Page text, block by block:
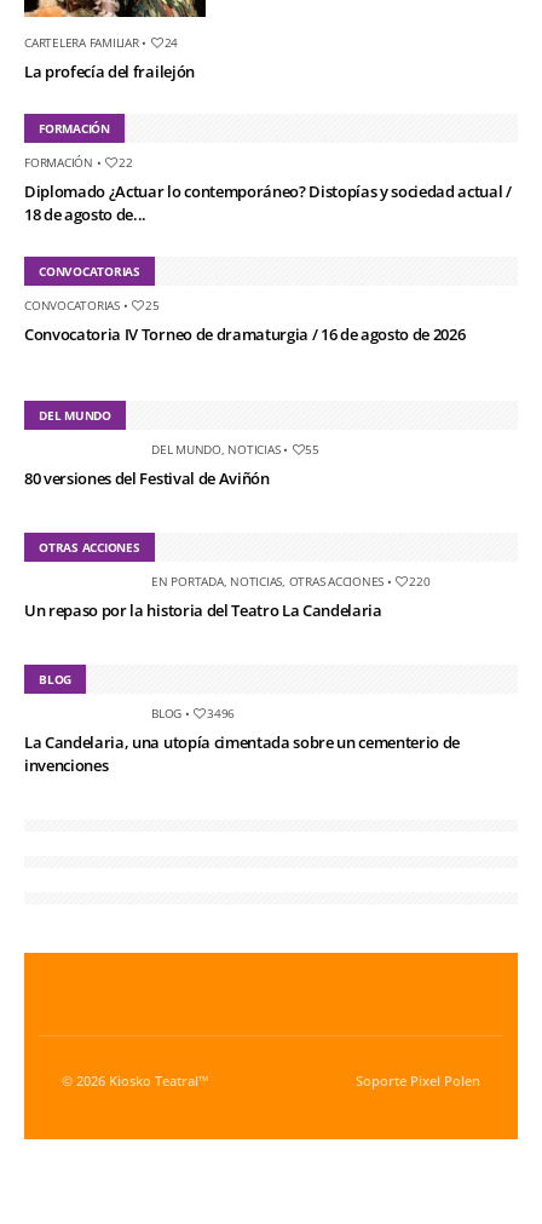
CARTELERA FAMILIAR• 24
La profecía del frailejón
FORMACIÓN
FORMACIÓN • 22
Diplomado ¿Actuar lo contemporáneo? Distopías y sociedad actual /
18 de agosto de...
CONVOCATORIAS
CONVOCATORIAS• 25
Convocatoria IV Torneo de dramaturgia / 16 de agosto de 2026
DEL MUNDO
DEL MUNDO, NOTICIAS• 55
80 versiones del Festival de Aviñón
OTRAS ACCIONES
EN PORTADA, NOTICIAS OTRAS ACCIONES • 220
Un repaso por la historia del Teatro La Candelaria
BLOG
BLOG • 3496
La Candelaria, una utopía cimentada sobre un cementerio de
invenciones
© 2026 Kiosko Teatral™ Soporte Pixel Polen